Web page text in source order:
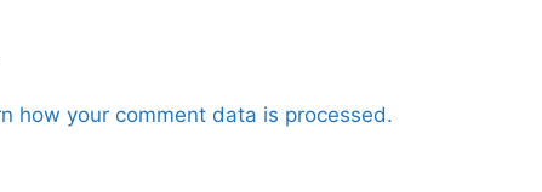
how your comment data is processed.